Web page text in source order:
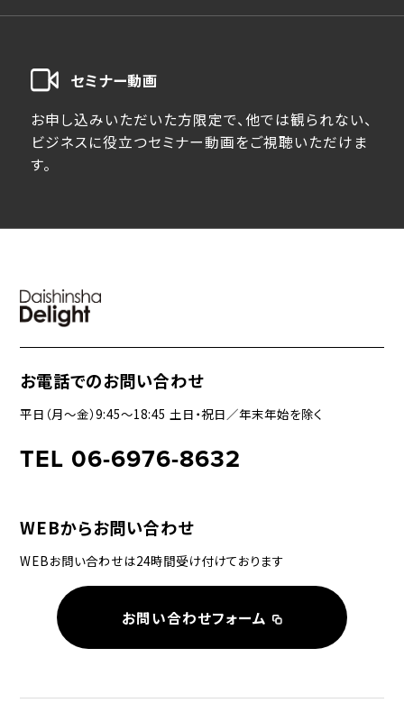
セミナー動画
お申し込みいただいた方限定で、他では観られない、
ビジネスに役立つセミナー動画をご視聴いただけま
す。
お電話でのお問い合わせ
平日（月〜金）9:45〜18:45 土日・祝日／年末年始を除く
TEL 06-6976-8632
WEBからお問い合わせ
WEBお問い合わせは24時間受け付けております
お問い合わせフォーム